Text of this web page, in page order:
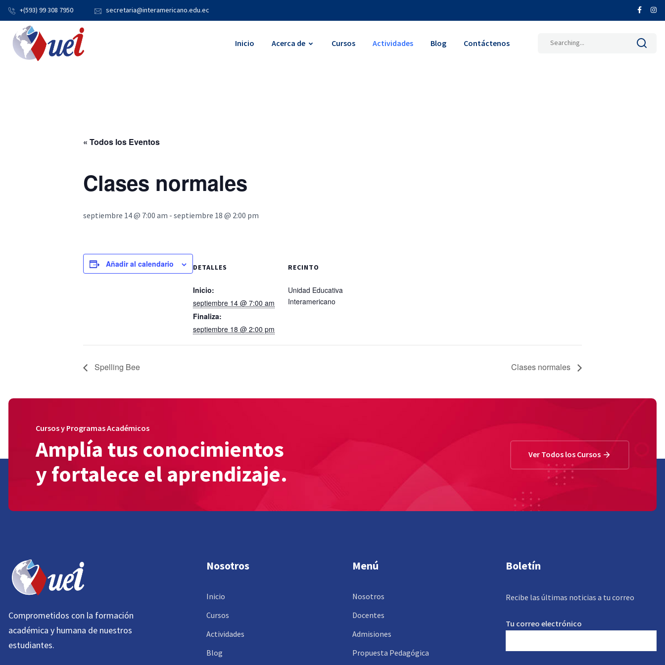
+(593) 99 308 7950 secretaria@interamericano.edu.ec
Inicio Acerca de Cursos Actividades Blog Contáctenos
Search
« Todos los Eventos
Clases normales
septiembre 14 @ 7:00 am - septiembre 18 @ 2:00 pm
Añadir al calendario DETALLES
Inicio:
septiembre 14 @ 7:00 am
Finaliza:
septiembre 18 @ 2:00 pm
RECINTO
Unidad Educativa
Interamericano
Spelling Bee Clases normales
Cursos y Programas Académicos
Amplía tus conocimientos
y fortalece el aprendizaje.
Ver Todos los Cursos
Comprometidos con la formación
académica y humana de nuestros
estudiantes.
Nosotros
Inicio
Cursos
Actividades
Blog
Menú
Nosotros
Docentes
Admisiones
Propuesta Pedagógica
Boletín
Recibe las últimas noticias a tu correo
Tu correo electrónico